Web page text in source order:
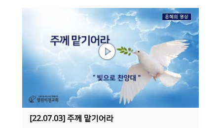
[22.07.03] 주께 맡기어라